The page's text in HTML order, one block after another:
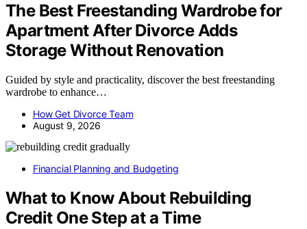
The Best Freestanding Wardrobe for
Apartment After Divorce Adds
Storage Without Renovation
Guided by style and practicality, discover the best freestanding
wardrobe to enhance…
How Get Divorce Team
August 9, 2026
Financial Planning and Budgeting
What to Know About Rebuilding
Credit One Step at a Time